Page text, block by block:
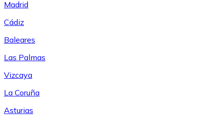
Madrid
Cádiz
Baleares
Las Palmas
Vizcaya
La Coruña
Asturias